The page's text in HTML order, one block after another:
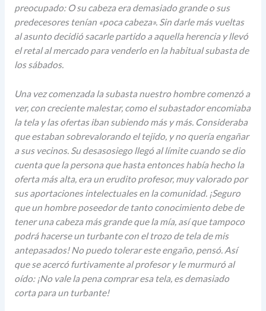
preocupado: O su cabeza era demasiado grande o sus
predecesores tenían «poca cabeza». Sin darle más vueltas
al asunto decidió sacarle partido a aquella herencia y llevó
el retal al mercado para venderlo en la habitual subasta de
los sábados.
Una vez comenzada la subasta nuestro hombre comenzó a
ver, con creciente malestar, como el subastador encomiaba
la tela y las ofertas iban subiendo más y más. Consideraba
que estaban sobrevalorando el tejido, y no quería engañar
a sus vecinos. Su desasosiego llegó al límite cuando se dio
cuenta que la persona que hasta entonces había hecho la
oferta más alta, era un erudito profesor, muy valorado por
sus aportaciones intelectuales en la comunidad. ¡Seguro
que un hombre poseedor de tanto conocimiento debe de
tener una cabeza más grande que la mía, así que tampoco
podrá hacerse un turbante con el trozo de tela de mis
antepasados! No puedo tolerar este engaño, pensó. Así
que se acercó furtivamente al profesor y le murmuró al
oído: ¡No vale la pena comprar esa tela, es demasiado
corta para un turbante!